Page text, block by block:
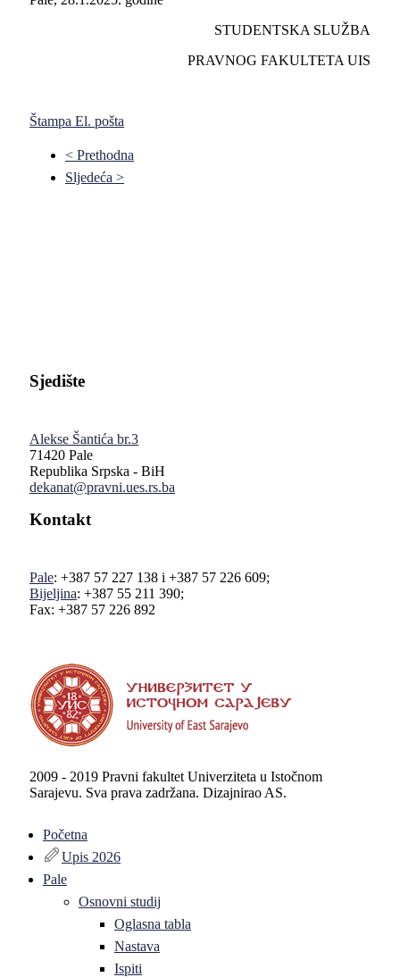
STUDENTSKA SLUŽBA
PRAVNOG FAKULTETA UIS
Štampa El. pošta
< Prethodna
Sljedeća >
Sjedište
Alekse Šantića br.3
71420 Pale
Republika Srpska - BiH
dekanat@pravni.ues.rs.ba
Kontakt
Pale: +387 57 227 138 i +387 57 226 609;
Bijeljina: +387 55 211 390;
Fax: +387 57 226 892
2009 - 2019 Pravni fakultet Univerziteta u Istočnom
Sarajevu. Sva prava zadržana. Dizajnirao AS.
Početna
Upis 2026
Pale
Osnovni studij
Oglasna tabla
Nastava
Ispiti